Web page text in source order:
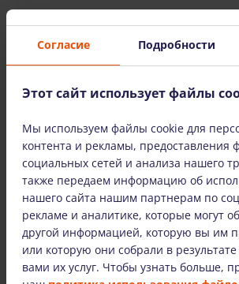
Согласие Подробности
Этот сайт использует файлы
Мы используем файлы cookie для
контента и рекламы, предоставления
социальных сетей и анализа нашего
также передаем информацию об
нашего сайта нашим партнерам по
рекламе и аналитике, которые могут
другой информацией, которую вы им
или которую они собрали в
вами их услуг. Чтобы узнать больше,